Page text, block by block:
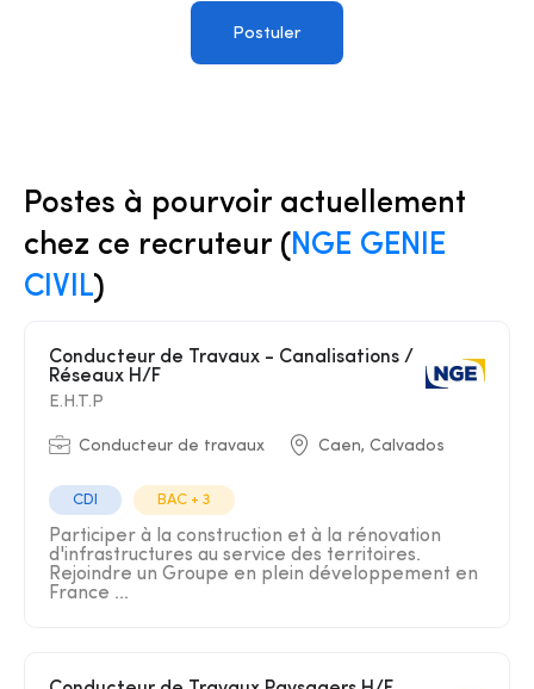
Postuler
Postes à pourvoir actuellement
chez ce recruteur (NGE GENIE
CIVIL)
Conducteur de Travaux - Canalisations /
Réseaux H/F
E.H.T.P
Conducteur de travaux Caen, Calvados
CDI BAC + 3
Participer à la construction et à la rénovation
d'infrastructures au service des territoires.
Rejoindre un Groupe en plein développement en
France ...